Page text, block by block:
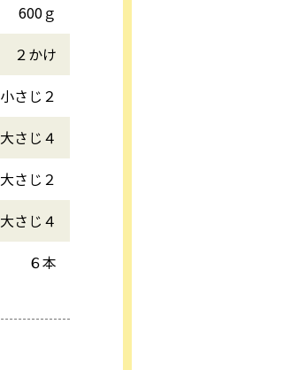
600ｇ
２かけ
小さじ２
大さじ４
大さじ２
大さじ４
６本